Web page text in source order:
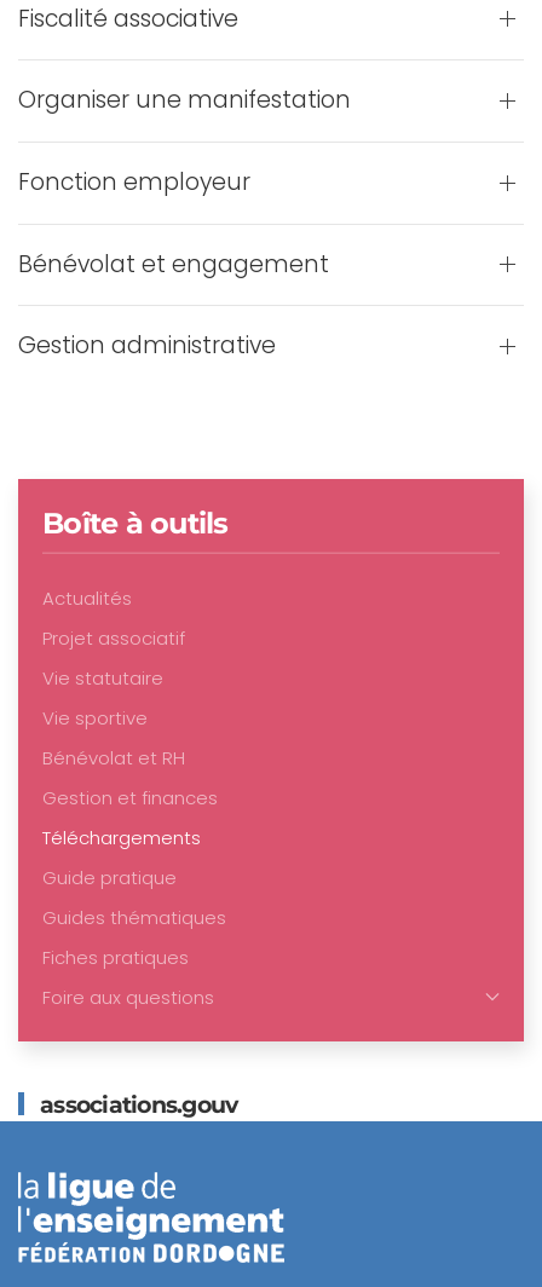
Fiscalité associative
Organiser une manifestation
Fonction employeur
Bénévolat et engagement
Gestion administrative
Boîte à outils
Actualités
Projet associatif
Vie statutaire
Vie sportive
Bénévolat et RH
Gestion et finances
Téléchargements
Guide pratique
Guides thématiques
Fiches pratiques
Foire aux questions
associations.gouv